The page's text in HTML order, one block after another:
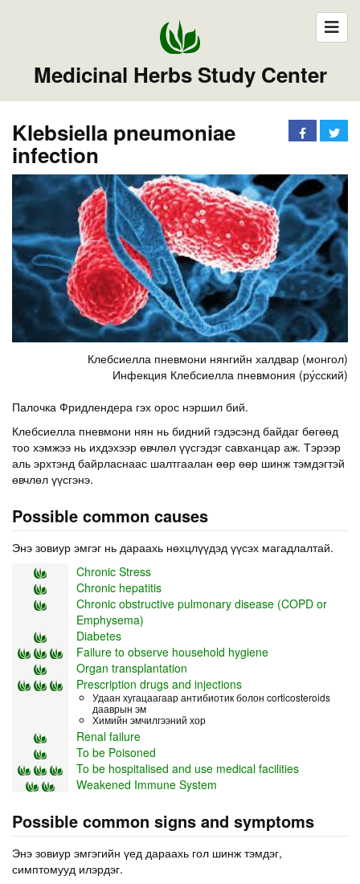
Medicinal Herbs Study Center
Klebsiella pneumoniae
infection
Клебсиелла пневмони нянгийн халдвар (монгол)
Инфекция Клебсиелла пневмония (ру́сский)
Палочка Фридлендера гэх орос нэршил бий.
Клебсиелла пневмони нян нь бидний гэдэсэнд байдаг бөгөөд
тоо хэмжээ нь ихдэхээр өвчлөл үүсгэдэг савханцар аж. Тэрээр
аль эрхтэнд байрласнаас шалтгаалан өөр өөр шинж тэмдэгтэй
өвчлөл үүсгэнэ.
Possible common causes
Энэ зовиур эмгэг нь дараахь нөхцлүүдэд үүсэх магадлалтай.
Chronic Stress
Chronic hepatitis
Chronic obstructive pulmonary disease (COPD or
Emphysema)
Diabetes
Failure to observe household hygiene
Organ transplantation
Prescription drugs and injections
Удаан хугацаагаар антибиотик болон corticosteroids
дааврын эм
Химийн эмчилгээний хор
Renal failure
To be Poisoned
To be hospitalised and use medical facilities
Weakened Immune System
Possible common signs and symptoms
Энэ зовиур эмгэгийн үед дараахь гол шинж тэмдэг,
симптомууд илэрдэг.